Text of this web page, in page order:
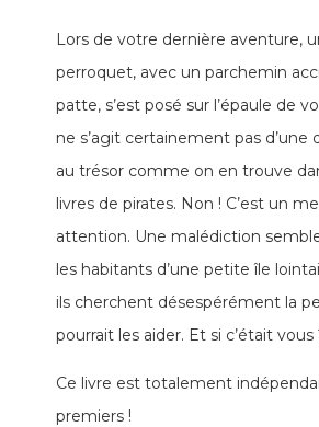
Lors de votre dernière aventure,
perroquet, avec un parchemin
patte, s’est posé sur l’épaule de
ne s’agit certainement pas d’une
au trésor comme on en trouve
livres de pirates. Non ! C’est un
attention. Une malédiction
les habitants d’une petite île
ils cherchent désespérément la
pourrait les aider. Et si c’était vous
Ce livre est totalement
premiers !